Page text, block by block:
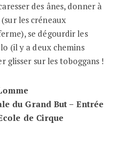
des ânes, donner à
les créneaux
se dégourdir les
(il y a deux chemins
glisser sur les toboggans !
du Grand But – Entrée
de Cirque